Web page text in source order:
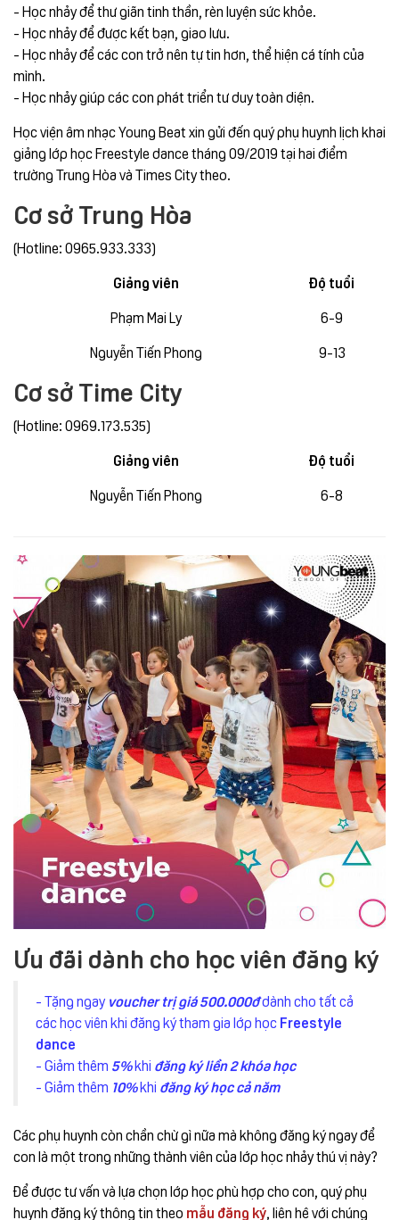
- Học nhảy để thư giãn tinh thần, rèn luyện sức khỏe.
- Học nhảy để được kết bạn, giao lưu.
- Học nhảy để các con trở nên tự tin hơn, thể hiện cá tính của
mình.
- Học nhảy giúp các con phát triển tư duy toàn diện.
Học viện âm nhạc Young Beat xin gửi đến quý phụ huynh lịch khai
giảng lớp học Freestyle dance tháng 09/2019 tại hai điểm
trường Trung Hòa và Times City theo.
Cơ sở Trung Hòa
(Hotline: 0965.933.333)
Giảng viên Độ tuổi
Phạm Mai Ly
6-9
Nguyễn Tiến Phong
9-13
Cơ sở Time City
(Hotline: 0969.173.535)
Giảng viên Độ tuổi
Nguyễn Tiến Phong 6-8
Ưu đãi dành cho học viên đăng ký
- Tặng ngay voucher trị giá 500.000đdành cho tất cả
các học viên khi đăng ký tham gia lớp họcFreestyle
dance
- Giảm thêm 5%khi đăng ký liền 2 khóa học
- Giảm thêm 10%khi đăng ký học cả năm
Các phụ huynh còn chần chừ gì nữa mà không đăng ký ngay để
con là một trong những thành viên của lớp học nhảy thú vị này?
Để được tư vấn và lựa chọn lớp học phù hợp cho con, quý phụ
huynh đăng ký thông tin theo mẫu đăng ký , liên hệ với chúng